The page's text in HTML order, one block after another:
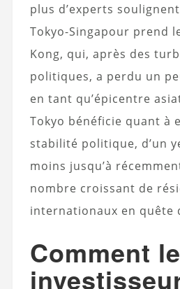
plus d’experts
Tokyo-Singapour prend
Kong, qui, après des
politiques, a perdu un
en tant qu’épicentre
Tokyo bénéficie quant à
stabilité politique, d’un
moins jusqu’à
nombre croissant de
internationaux en quête
Comment